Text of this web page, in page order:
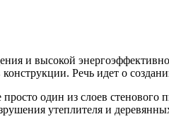
и высокой
Речь идет о
один из слоев стенового
утеплителя и